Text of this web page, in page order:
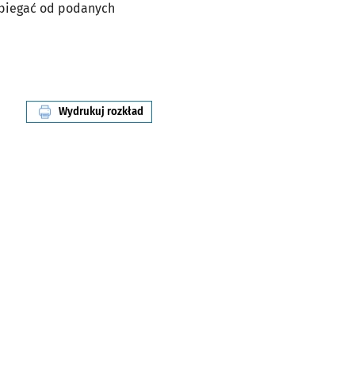
od podanych
Wydrukuj rozkład
linii nr 149